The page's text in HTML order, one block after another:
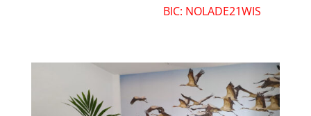
BIC: NOLADE21WIS